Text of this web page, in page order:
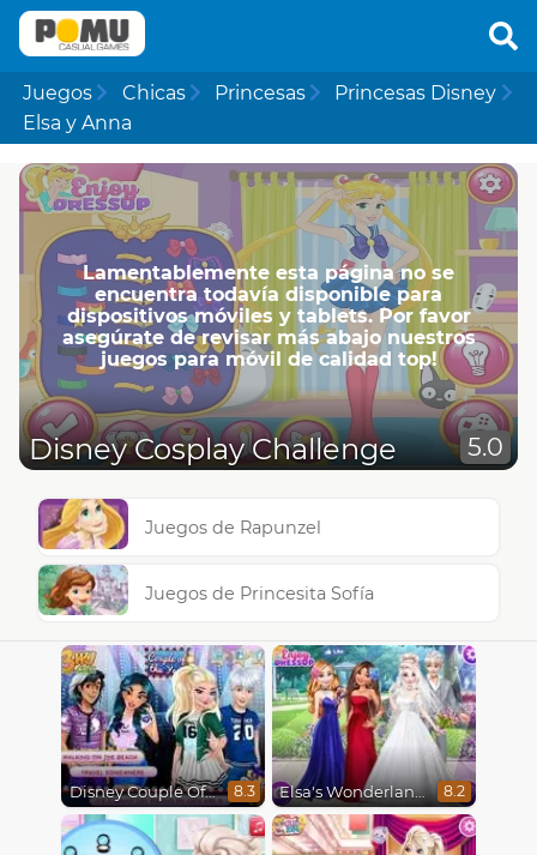
Juegos Chicas Princesas
Princesas Disney
Elsa y Anna
Lamentablemente esta página no se
encuentra todavía disponible para
dispositivos móviles y tablets. Por favor
asegúrate de revisar más abajo nuestros
juegos para móvil de calidad top!
Disney Cosplay Challenge 5.0
Juegos de Rapunzel
Juegos de Princesita Sofía
Disney Couple Of The Year 8.3 Elsa's Wonderland Wedding 8.2